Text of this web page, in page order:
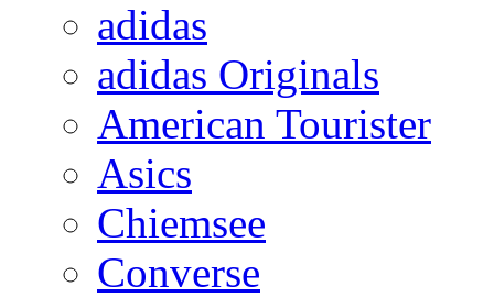
adidas
adidas Originals
American Tourister
Asics
Chiemsee
Converse